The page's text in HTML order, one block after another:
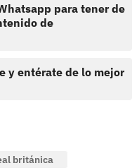
para tener de
de
y entérate de lo mejor
británica